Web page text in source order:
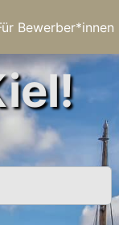
Bewerber*innen